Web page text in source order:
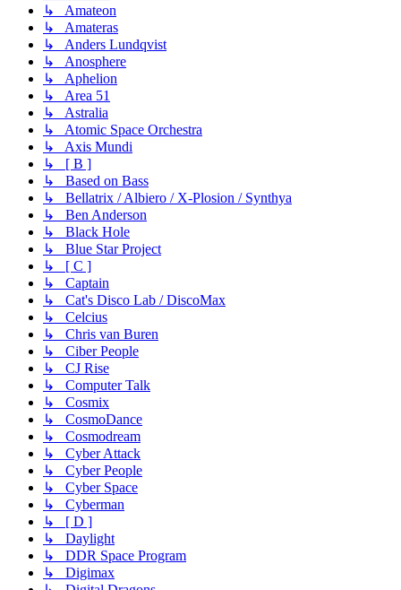
↳ Amateon
↳ Amateras
↳ Anders Lundqvist
↳ Anosphere
↳ Aphelion
↳ Area 51
↳ Astralia
↳ Atomic Space Orchestra
↳ Axis Mundi
↳ [ B ]
↳ Based on Bass
↳ Bellatrix / Albiero / X-Plosion / Synthya
↳ Ben Anderson
↳ Black Hole
↳ Blue Star Project
↳ [ C ]
↳ Captain
↳ Cat's Disco Lab / DiscoMax
↳ Celcius
↳ Chris van Buren
↳ Ciber People
↳ CJ Rise
↳ Computer Talk
↳ Cosmix
↳ CosmoDance
↳ Cosmodream
↳ Cyber Attack
↳ Cyber People
↳ Cyber Space
↳ Cyberman
↳ [ D ]
↳ Daylight
↳ DDR Space Program
↳ Digimax